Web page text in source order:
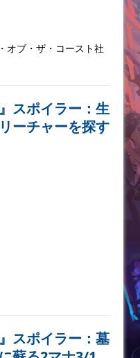
オブ・ザ・コースト社
スポイラー：生
ーチャーを探す
スポイラー：墓